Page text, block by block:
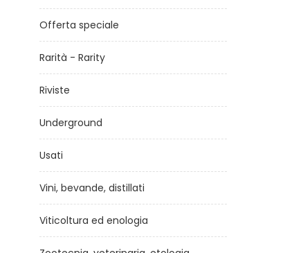
Offerta speciale
Rarità - Rarity
Riviste
Underground
Usati
Vini, bevande, distillati
Viticoltura ed enologia